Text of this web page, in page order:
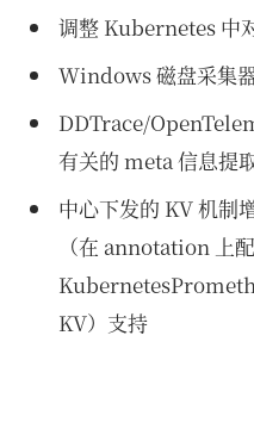
调整 Kubernetes 中
Windows 磁盘采集
DDTrace/
有关的 meta 信息提
中心下发的 KV 机制
（在 annotation 上
KV）支持